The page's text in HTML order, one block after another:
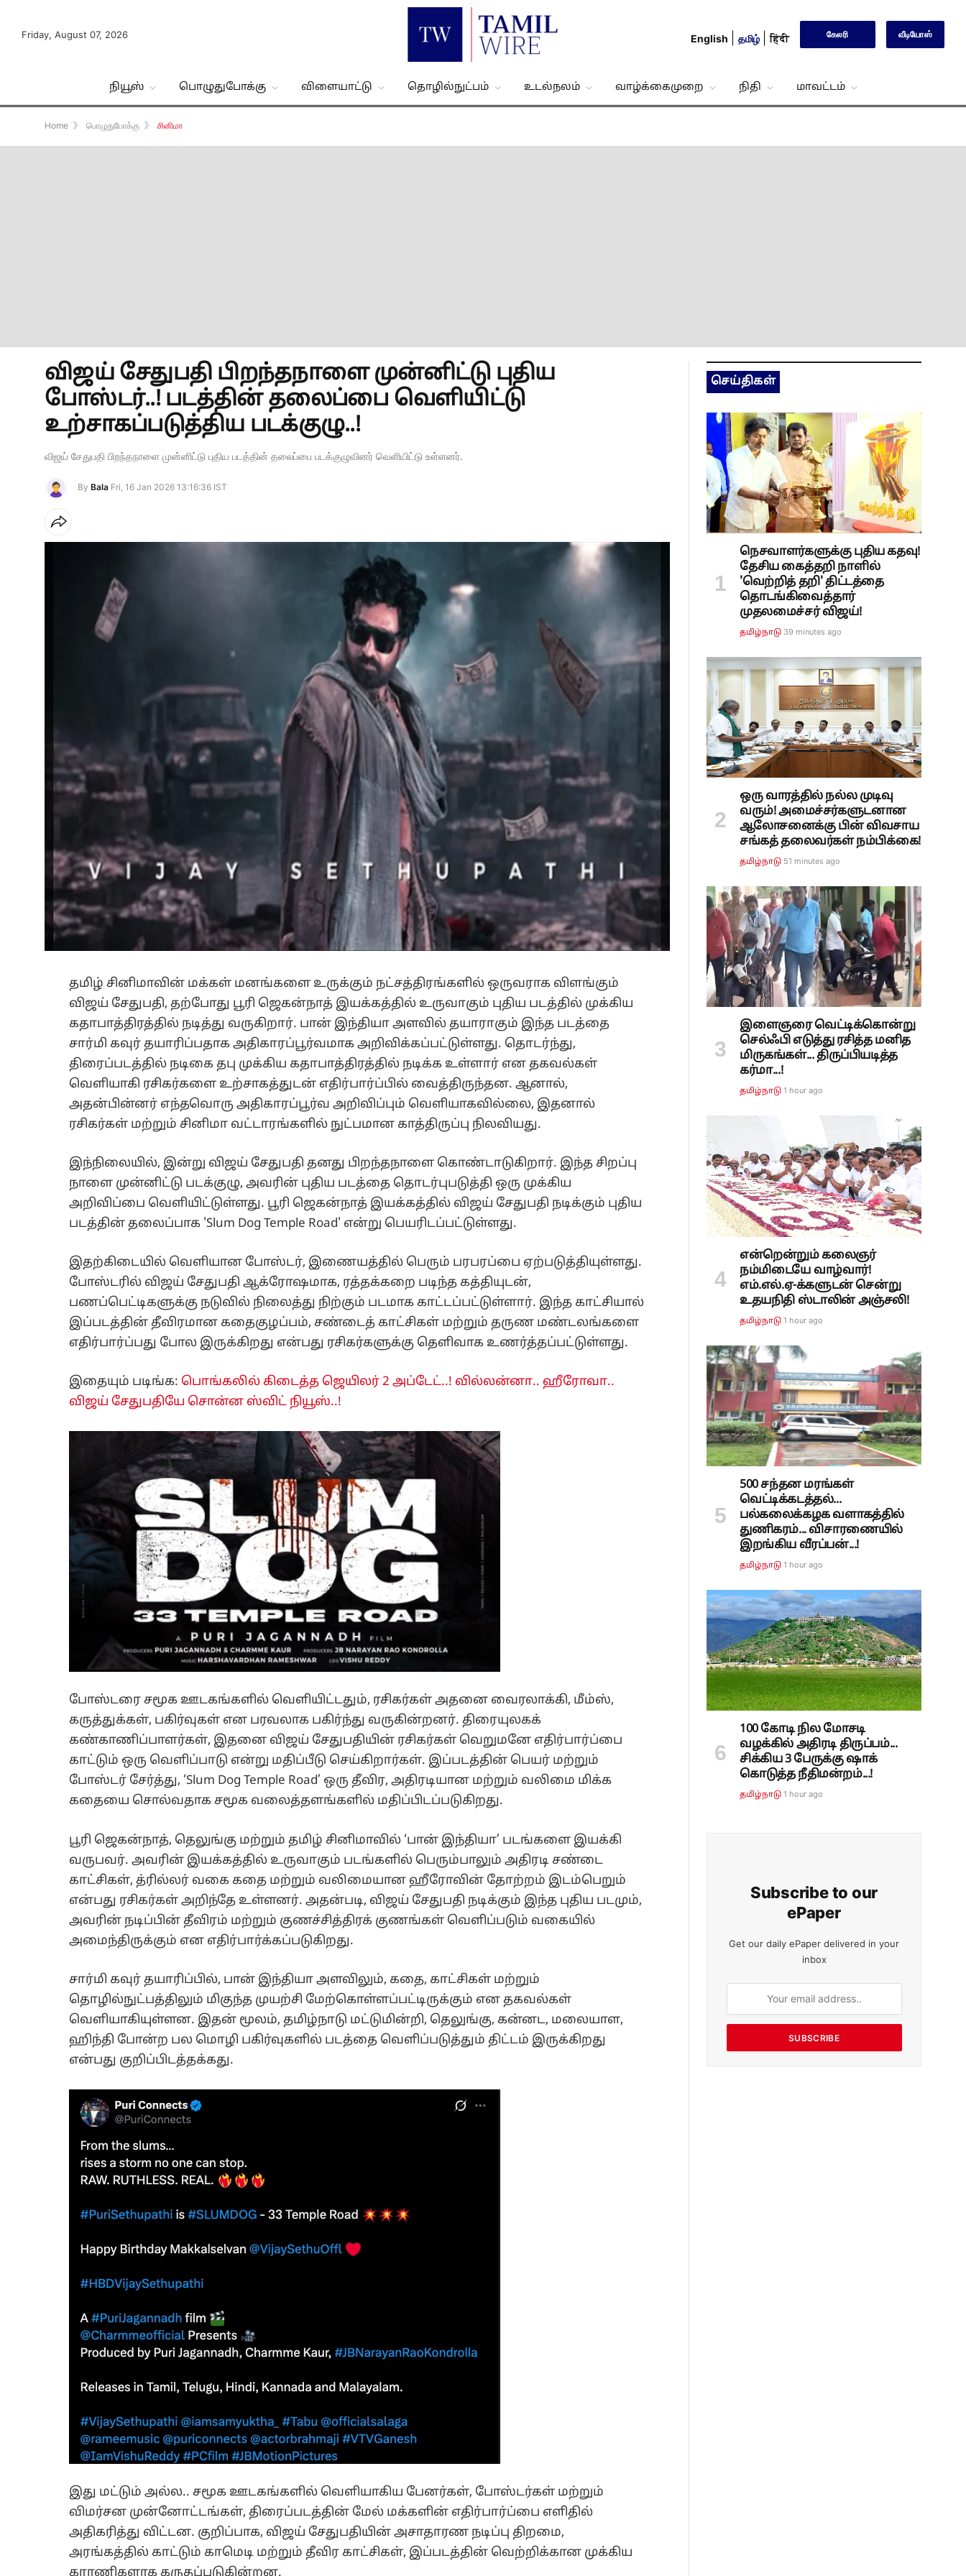
Friday, August 07, 2026 English தமிழ் हिंदी கேலரி வீடியோஸ்
நியூஸ் பொழுதுபோக்கு விளையாட்டு தொழில்நுட்பம் உடல்நலம் வாழ்க்கைமுறை நிதி மாவட்டம்
Home 》 பொழுதுபோக்கு 》 சினிமா
விஜய் சேதுபதி பிறந்தநாளை முன்னிட்டு புதிய
போஸ்டர்..! படத்தின் தலைப்பை வெளியிட்டு
உற்சாகப்படுத்திய படக்குழு..!
விஜய் சேதுபதி பிறந்தநாளை முன்னிட்டு புதிய படத்தின் தலைப்பை படக்குழுவினர் வெளியிட்டு உள்ளனர்.
By Bala Fri, 16 Jan 2026 13:16:36 IST
தமிழ் சினிமாவின் மக்கள் மனங்களை உருக்கும் நட்சத்திரங்களில் ஒருவராக விளங்கும்
விஜய் சேதுபதி, தற்போது பூரி ஜெகன்நாத் இயக்கத்தில் உருவாகும் புதிய படத்தில் முக்கிய
கதாபாத்திரத்தில் நடித்து வருகிறார். பான் இந்தியா அளவில் தயாராகும் இந்த படத்தை
சார்மி கவுர் தயாரிப்பதாக அதிகாரப்பூர்வமாக அறிவிக்கப்பட்டுள்ளது. தொடர்ந்து,
திரைப்படத்தில் நடிகை தபு முக்கிய கதாபாத்திரத்தில் நடிக்க உள்ளார் என தகவல்கள்
வெளியாகி ரசிகர்களை உற்சாகத்துடன் எதிர்பார்ப்பில் வைத்திருந்தன. ஆனால்,
அதன்பின்னர் எந்தவொரு அதிகாரப்பூர்வ அறிவிப்பும் வெளியாகவில்லை, இதனால்
ரசிகர்கள் மற்றும் சினிமா வட்டாரங்களில் நுட்பமான காத்திருப்பு நிலவியது.
இந்நிலையில், இன்று விஜய் சேதுபதி தனது பிறந்தநாளை கொண்டாடுகிறார். இந்த சிறப்பு
நாளை முன்னிட்டு படக்குழு, அவரின் புதிய படத்தை தொடர்புபடுத்தி ஒரு முக்கிய
அறிவிப்பை வெளியிட்டுள்ளது. பூரி ஜெகன்நாத் இயக்கத்தில் விஜய் சேதுபதி நடிக்கும் புதிய
படத்தின் தலைப்பாக 'Slum Dog Temple Road' என்று பெயரிடப்பட்டுள்ளது.
இதற்கிடையில் வெளியான போஸ்டர், இணையத்தில் பெரும் பரபரப்பை ஏற்படுத்தியுள்ளது.
போஸ்டரில் விஜய் சேதுபதி ஆக்ரோஷமாக, ரத்தக்கறை படிந்த கத்தியுடன்,
பணப்பெட்டிகளுக்கு நடுவில் நிலைத்து நிற்கும் படமாக காட்டப்பட்டுள்ளார். இந்த காட்சியால்
இப்படத்தின் தீவிரமான கதைகுழப்பம், சண்டைத் காட்சிகள் மற்றும் தருண மண்டலங்களை
எதிர்பார்ப்பது போல இருக்கிறது என்பது ரசிகர்களுக்கு தெளிவாக உணர்த்தப்பட்டுள்ளது.
இதையும் படிங்க: பொங்கலில் கிடைத்த ஜெயிலர் 2 அப்டேட்..! வில்லன்னா.. ஹீரோவா..
விஜய் சேதுபதியே சொன்ன ஸ்விட் நியூஸ்..!
போஸ்டரை சமூக ஊடகங்களில் வெளியிட்டதும், ரசிகர்கள் அதனை வைரலாக்கி, மீம்ஸ்,
கருத்துக்கள், பகிர்வுகள் என பரவலாக பகிர்ந்து வருகின்றனர். திரையுலகக்
கண்காணிப்பாளர்கள், இதனை விஜய் சேதுபதியின் ரசிகர்கள் வெறுமனே எதிர்பார்ப்பை
காட்டும் ஒரு வெளிப்பாடு என்று மதிப்பீடு செய்கிறார்கள். இப்படத்தின் பெயர் மற்றும்
போஸ்டர் சேர்த்து, ‘Slum Dog Temple Road’ ஒரு தீவிர, அதிரடியான மற்றும் வலிமை மிக்க
கதையை சொல்வதாக சமூக வலைத்தளங்களில் மதிப்பிடப்படுகிறது.
பூரி ஜெகன்நாத், தெலுங்கு மற்றும் தமிழ் சினிமாவில் ‘பான் இந்தியா’ படங்களை இயக்கி
வருபவர். அவரின் இயக்கத்தில் உருவாகும் படங்களில் பெரும்பாலும் அதிரடி சண்டை
காட்சிகள், த்ரில்லர் வகை கதை மற்றும் வலிமையான ஹீரோவின் தோற்றம் இடம்பெறும்
என்பது ரசிகர்கள் அறிந்தே உள்ளனர். அதன்படி, விஜய் சேதுபதி நடிக்கும் இந்த புதிய படமும்,
அவரின் நடிப்பின் தீவிரம் மற்றும் குணச்சித்திரக் குணங்கள் வெளிப்படும் வகையில்
அமைந்திருக்கும் என எதிர்பார்க்கப்படுகிறது.
சார்மி கவுர் தயாரிப்பில், பான் இந்தியா அளவிலும், கதை, காட்சிகள் மற்றும்
தொழில்நுட்பத்திலும் மிகுந்த முயற்சி மேற்கொள்ளப்பட்டிருக்கும் என தகவல்கள்
வெளியாகியுள்ளன. இதன் மூலம், தமிழ்நாடு மட்டுமின்றி, தெலுங்கு, கன்னட, மலையாள,
ஹிந்தி போன்ற பல மொழி பகிர்வுகளில் படத்தை வெளிப்படுத்தும் திட்டம் இருக்கிறது
என்பது குறிப்பிடத்தக்கது.
இது மட்டும் அல்ல.. சமூக ஊடகங்களில் வெளியாகிய பேனர்கள், போஸ்டர்கள் மற்றும்
விமர்சன முன்னோட்டங்கள், திரைப்படத்தின் மேல் மக்களின் எதிர்பார்ப்பை எளிதில்
அதிகரித்து விட்டன. குறிப்பாக, விஜய் சேதுபதியின் அசாதாரண நடிப்பு திறமை,
அரங்கத்தில் காட்டும் காமெடி மற்றும் தீவிர காட்சிகள், இப்படத்தின் வெற்றிக்கான முக்கிய
காரணிகளாக கருதப்படுகின்றன.
செய்திகள்
நெசவாளர்களுக்கு புதிய கதவு!
தேசிய கைத்தறி நாளில்
'வெற்றித் தறி' திட்டத்தை
தொடங்கிவைத்தார்
முதலமைச்சர் விஜய்!
தமிழ்நாடு 39 minutes ago
ஒரு வாரத்தில் நல்ல முடிவு
வரும்! அமைச்சர்களுடனான
ஆலோசனைக்கு பின் விவசாய
சங்கத் தலைவர்கள் நம்பிக்கை!
தமிழ்நாடு 51 minutes ago
இளைஞரை வெட்டிக்கொன்று
செல்ஃபி எடுத்து ரசித்த மனித
மிருகங்கள்... திருப்பியடித்த
கர்மா...!
தமிழ்நாடு 1 hour ago
என்றென்றும் கலைஞர்
நம்மிடையே வாழ்வார்!
எம்.எல்.ஏ-க்களுடன் சென்று
உதயநிதி ஸ்டாலின் அஞ்சலி!
தமிழ்நாடு 1 hour ago
500 சந்தன மரங்கள்
வெட்டிக்கடத்தல்...
பல்கலைக்கழக வளாகத்தில்
துணிகரம்... விசாரணையில்
இறங்கிய வீரப்பன்...!
தமிழ்நாடு 1 hour ago
100 கோடி நில மோசடி
வழக்கில் அதிரடி திருப்பம்...
சிக்கிய 3 பேருக்கு ஷாக்
கொடுத்த நீதிமன்றம்...!
தமிழ்நாடு 1 hour ago
Subscribe to our
ePaper
Get our daily ePaper delivered in your
inbox
SUBSCRIBE